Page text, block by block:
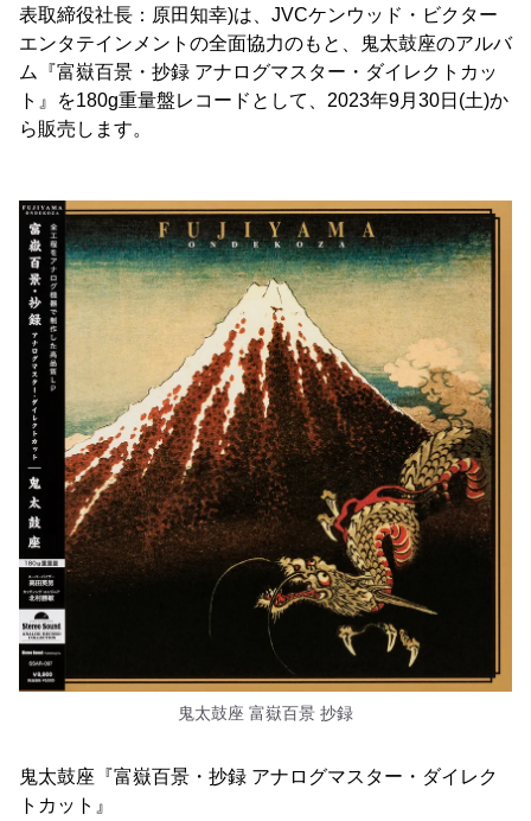
表取締役社長：原田知幸)は、JVCケンウッド・ビクター
エンタテインメントの全面協力のもと、鬼太鼓座のアルバ
ム『富嶽百景・抄録 アナログマスター・ダイレクトカッ
ト』を180g重量盤レコードとして、2023年9月30日(土)か
ら販売します。
鬼太鼓座 富嶽百景 抄録
鬼太鼓座『富嶽百景・抄録 アナログマスター・ダイレク
トカット』